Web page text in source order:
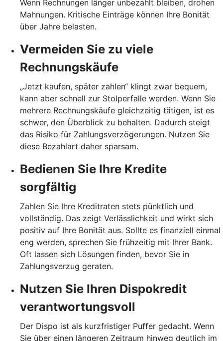
Wenn Rechnungen länger unbezahlt bleiben, drohen
Mahnungen. Kritische Einträge können Ihre Bonität
über Jahre belasten.
Vermeiden Sie zu viele
Rechnungskäufe
„Jetzt kaufen, später zahlen“ klingt zwar bequem,
kann aber schnell zur Stolperfalle werden. Wenn Sie
mehrere Rechnungskäufe gleichzeitig tätigen, ist es
schwer, den Überblick zu behalten. Dadurch steigt
das Risiko für Zahlungsverzögerungen. Nutzen Sie
diese Bezahlart daher sparsam.
Bedienen Sie Ihre Kredite
sorgfältig
Zahlen Sie Ihre Kreditraten stets pünktlich und
vollständig. Das zeigt Verlässlichkeit und wirkt sich
positiv auf Ihre Bonität aus. Sollte es finanziell einmal
eng werden, sprechen Sie frühzeitig mit Ihrer Bank.
Oft lassen sich Lösungen finden, bevor Sie in
Zahlungsverzug geraten.
Nutzen Sie Ihren Dispokredit
verantwortungsvoll
Der Dispo ist als kurzfristiger Puffer gedacht. Wenn
Sie über einen längeren Zeitraum hinweg deutlich im